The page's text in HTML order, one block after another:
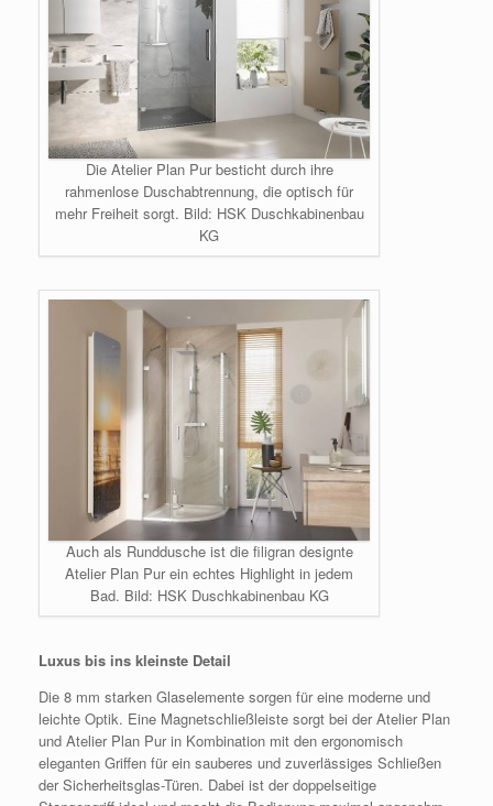
Die Atelier Plan Pur besticht durch ihre
rahmenlose Duschabtrennung, die optisch für
mehr Freiheit sorgt. Bild: HSK Duschkabinenbau
KG
Auch als Runddusche ist die filigran designte
Atelier Plan Pur ein echtes Highlight in jedem
Bad. Bild: HSK Duschkabinenbau KG
Luxus bis ins kleinste Detail
Die 8 mm starken Glaselemente sorgen für eine moderne und
leichte Optik. Eine Magnetschließleiste sorgt bei der Atelier Plan
und Atelier Plan Pur in Kombination mit den ergonomisch
eleganten Griffen für ein sauberes und zuverlässiges Schließen
der Sicherheitsglas-Türen. Dabei ist der doppelseitige